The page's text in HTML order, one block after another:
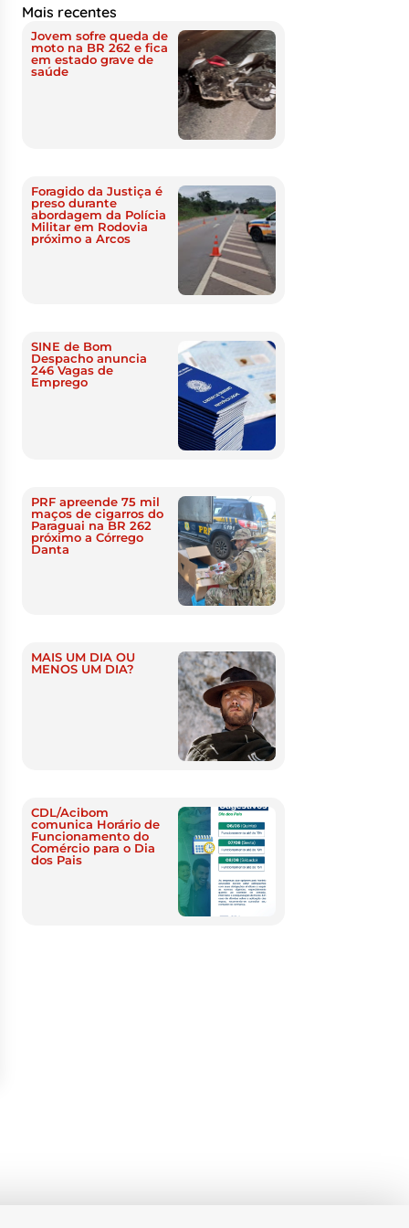
Mais recentes
Jovem sofre queda de
moto na BR 262 e fica
em estado grave de
saúde
Foragido da Justiça é
preso durante
abordagem da Polícia
Militar em Rodovia
próximo a Arcos
SINE de Bom
Despacho anuncia
246 Vagas de
Emprego
PRF apreende 75 mil
maços de cigarros do
Paraguai na BR 262
próximo a Córrego
Danta
MAIS UM DIA OU
MENOS UM DIA?
CDL/Acibom
comunica Horário de
Funcionamento do
Comércio para o Dia
dos Pais